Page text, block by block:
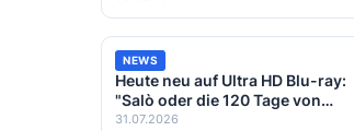
eigene 4K-Premiere
NEWS
Heute neu auf Ultra HD Blu-ray:
"Salò oder die 120 Tage von
Sodom"
31.07.2026